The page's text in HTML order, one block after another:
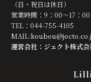
（日・祝日は休日）
営業時間：9：00～17：00
TEL：044-755-4105
MAIL:
運営会社：ジェクト株式